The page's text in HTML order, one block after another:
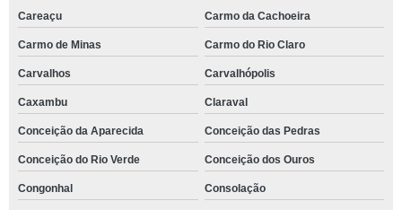
Careaçu Carmo da Cachoeira
Carmo de Minas Carmo do Rio Claro
Carvalhos Carvalhópolis
Caxambu Claraval
Conceição da Aparecida Conceição das Pedras
Conceição do Rio Verde Conceição dos Ouros
Congonhal Consolação